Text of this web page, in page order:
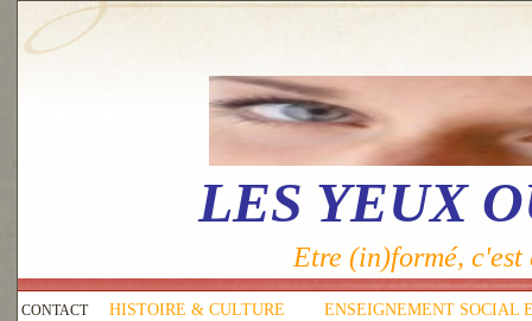
LES YEUX
Etre (in)formé,
CONTACT HISTOIRE & CULTURE
ENSEIGNEMENT SOCIAL